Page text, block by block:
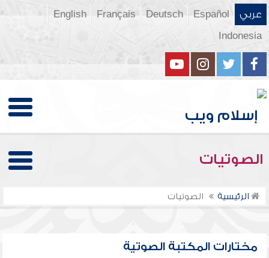
عربي Español
Deutsch
Français
English
Indonesia
الصوتيات
الرئيسية الصوتيات
مختارات المكتبة الصوتية